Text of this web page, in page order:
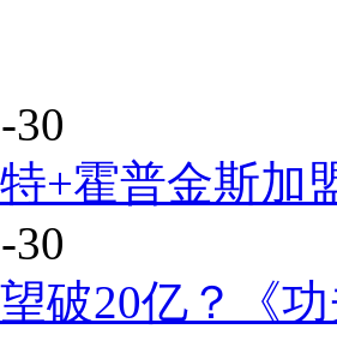
30
+霍普金斯加
30
破20亿？《